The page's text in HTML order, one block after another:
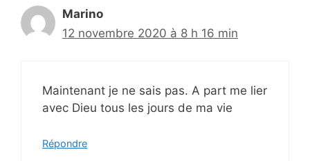
Marino
12 novembre 2020 à 8 h 16 min
Maintenant je ne sais pas. A part me lier
avec Dieu tous les jours de ma vie
Répondre